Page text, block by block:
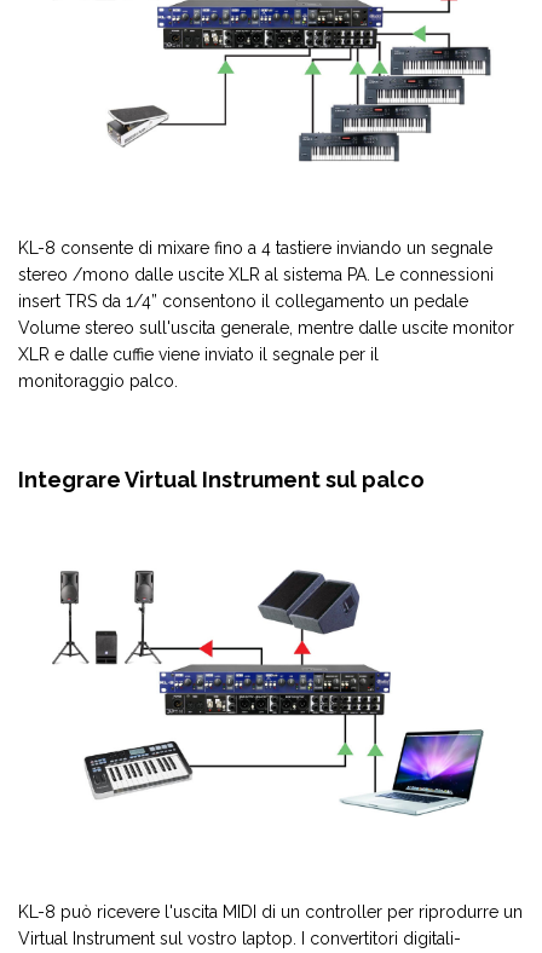
KL-8 consente di mixare fino a 4 tastiere inviando un segnale
stereo /mono dalle uscite XLR al sistema PA. Le connessioni
insert TRS da 1/4” consentono il collegamento un pedale
Volume stereo sull'uscita generale, mentre dalle uscite monitor
XLR e dalle cuffie viene inviato il segnale per il
monitoraggio palco.
Integrare Virtual Instrument sul palco
KL-8 può ricevere l'uscita MIDI di un controller per riprodurre un
Virtual Instrument sul vostro laptop. I convertitori digitali-